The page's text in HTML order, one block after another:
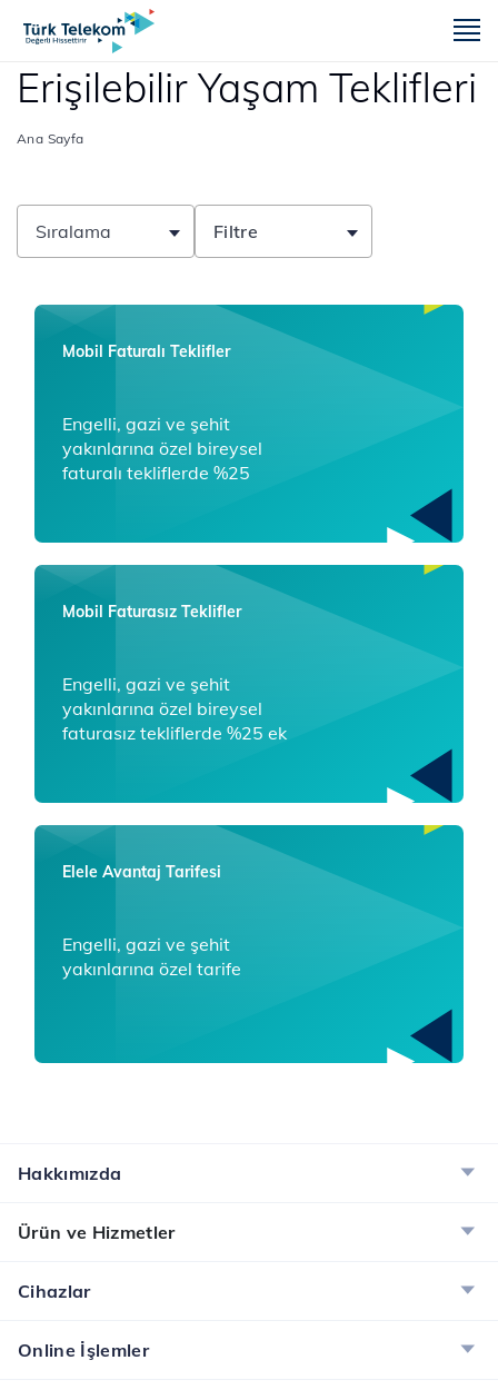
Erişilebilir Yaşam Teklifleri
Ana Sayfa
Sıralama Filtre
Mobil Faturalı Teklifler
Engelli, gazi ve şehit
yakınlarına özel bireysel
faturalı tekliflerde %25
Mobil Faturasız Teklifler
Engelli, gazi ve şehit
yakınlarına özel bireysel
faturasız tekliflerde %25 ek
Elele Avantaj Tarifesi
Engelli, gazi ve şehit
yakınlarına özel tarife
Hakkımızda
Ürün ve Hizmetler
Cihazlar
Online İşlemler